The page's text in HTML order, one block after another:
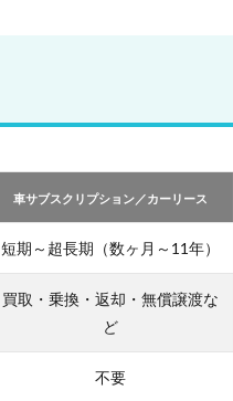
車サブスクリプション／カーリース
短期～超長期（数ヶ月～11年）
買取・乗換・返却・無償譲渡な
ど
不要